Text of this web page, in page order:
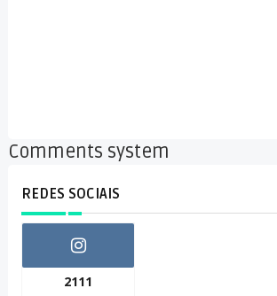
Comments system
REDES SOCIAIS
2111